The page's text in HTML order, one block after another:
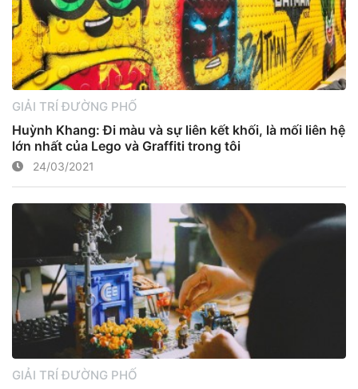
GIẢI TRÍ ĐƯỜNG PHỐ
Huỳnh Khang: Đi màu và sự liên kết khối, là mối liên hệ
lớn nhất của Lego và Graffiti trong tôi
24/03/2021
GIẢI TRÍ ĐƯỜNG PHỐ